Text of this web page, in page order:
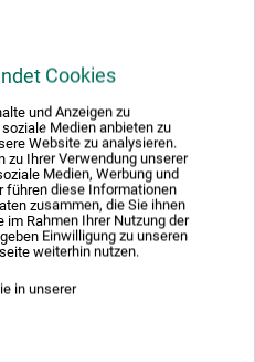
Cookies
und Anzeigen zu
Medien anbieten zu
Website zu analysieren.
zu Ihrer Verwendung unserer
Medien, Werbung und
führen diese Informationen
zusammen, die Sie ihnen
Rahmen Ihrer Nutzung der
Einwilligung zu unseren
weiterhin nutzen.
in unserer
zu diesem Produkt
BEWERTEN